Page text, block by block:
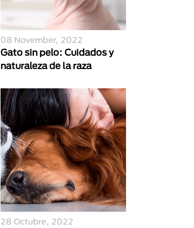
08 November, 2022
Gato sin pelo: Cuidados y
naturaleza de la raza
28 Octubre, 2022